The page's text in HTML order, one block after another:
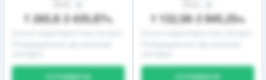
1 265,8 3 435,87% 1 132,58 3 845,25%